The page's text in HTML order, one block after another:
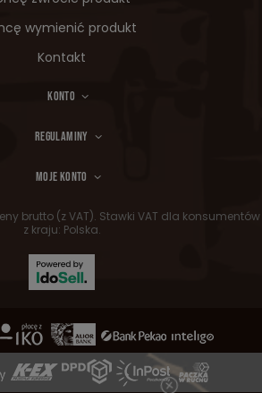
wymienić produkt
Kontakt
KONTO
REGULAMINY
MOJE KONTO
brutto (z VAT). Stawki VAT dla konsumentów
z kraju: Polska.